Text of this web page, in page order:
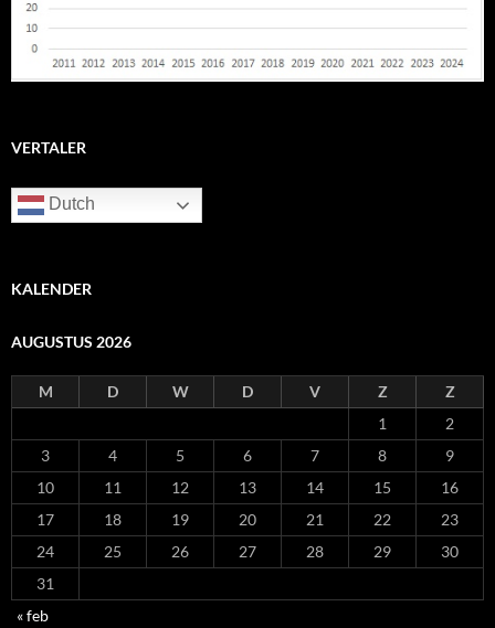
VERTALER
Dutch
KALENDER
AUGUSTUS 2026
M D W D V Z
Z
1
2
3
4 5 6 7 8
9
10
11 12 13 14 15
16
17
18 19 20 21 22
23
24
25 26 27 28 29
30
31
« feb